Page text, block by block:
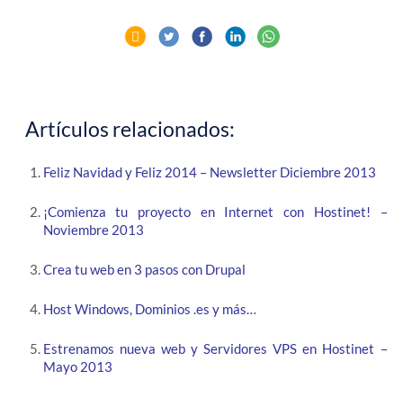
Artículos relacionados:
Feliz Navidad y Feliz 2014 – Newsletter Diciembre 2013
¡Comienza tu proyecto en Internet con Hostinet! –
Noviembre 2013
Crea tu web en 3 pasos con Drupal
Host Windows, Dominios .es y más…
Estrenamos nueva web y Servidores VPS en Hostinet –
Mayo 2013